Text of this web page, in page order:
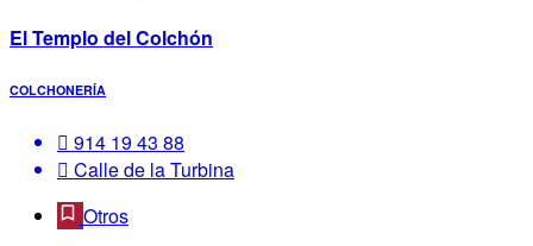
El Templo del Colchón
COLCHONERÍA
914 19 43 88
Calle de la Turbina
Otros